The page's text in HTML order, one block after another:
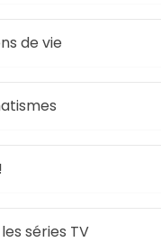
de vie
séries TV